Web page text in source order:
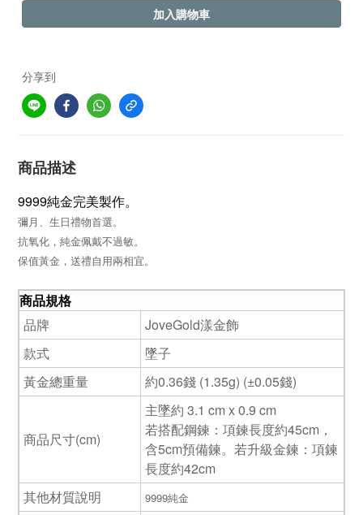
加入購物車
分享到
商品描述
9999純金完美製作。
彌月、生日禮物首選。
抗氧化，純金佩戴不過敏。
保值黃金，送禮自用兩相宜。
商品規格
品牌
JoveGold漾金飾
款式
墜子
黃金總重量
約0.36錢 (1.35g) (±0.05錢)
商品尺寸(cm)
主墜約 3.1 cm x 0.9 cm
若搭配鋼鍊：項鍊長度約45cm，
含5cm預備鍊。若升級金鍊：項鍊
長度約42cm
其他材質說明
9999純金